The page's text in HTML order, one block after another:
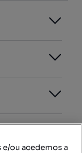
e/ou acedemos a